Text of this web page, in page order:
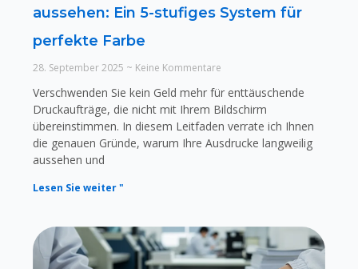
aussehen: Ein 5-stufiges System für
perfekte Farbe
28. September 2025 Keine Kommentare
Verschwenden Sie kein Geld mehr für enttäuschende
Druckaufträge, die nicht mit Ihrem Bildschirm
übereinstimmen. In diesem Leitfaden verrate ich Ihnen
die genauen Gründe, warum Ihre Ausdrucke langweilig
aussehen und
Lesen Sie weiter "